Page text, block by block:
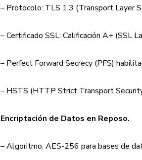
– Protocolo: TLS 1.3 (Transport Layer
– Certificado SSL: Calificación A+ (SSL
– Perfect Forward Secrecy (PFS)
– HSTS (HTTP Strict Transport
Encriptación de Datos en Reposo.
– Algoritmo: AES-256 para bases de